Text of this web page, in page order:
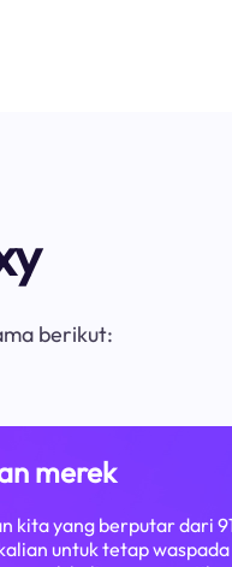
berikut:
merek
kita yang berputar dari
untuk tetap